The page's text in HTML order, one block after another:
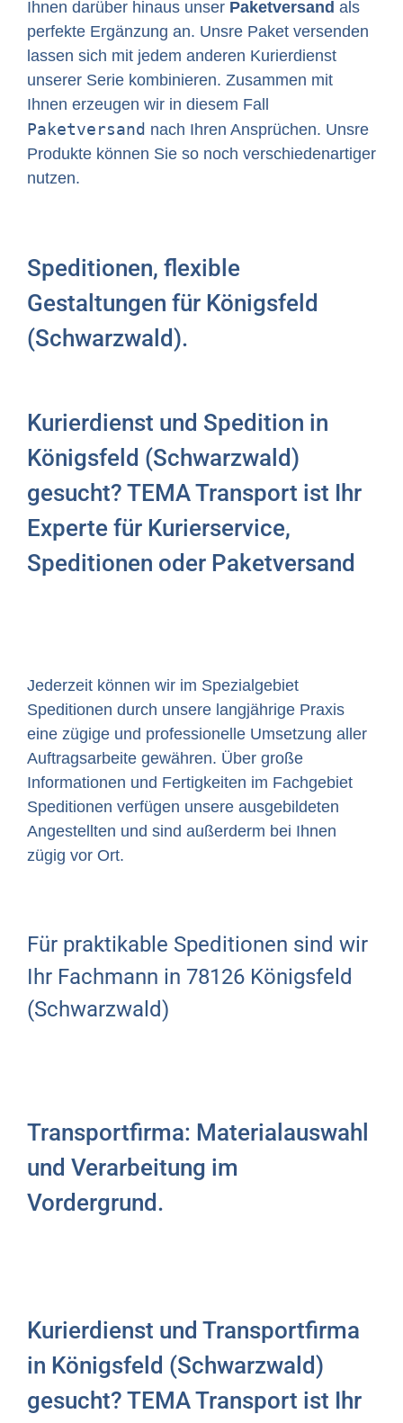
Ihnen darüber hinaus unser Paketversand als
perfekte Ergänzung an. Unsre Paket versenden
lassen sich mit jedem anderen Kurierdienst
unserer Serie kombinieren. Zusammen mit
Ihnen erzeugen wir in diesem Fall
Paketversand nach Ihren Ansprüchen. Unsre
Produkte können Sie so noch verschiedenartiger
nutzen.
Speditionen, flexible
Gestaltungen für Königsfeld
(Schwarzwald).
Kurierdienst und Spedition in
Königsfeld (Schwarzwald)
gesucht? TEMA Transport ist Ihr
Experte für Kurierservice,
Speditionen oder Paketversand
Jederzeit können wir im Spezialgebiet
Speditionen durch unsere langjährige Praxis
eine zügige und professionelle Umsetzung aller
Auftragsarbeite gewähren. Über große
Informationen und Fertigkeiten im Fachgebiet
Speditionen verfügen unsere ausgebildeten
Angestellten und sind außerderm bei Ihnen
zügig vor Ort.
Für praktikable Speditionen sind wir
Ihr Fachmann in 78126 Königsfeld
(Schwarzwald)
Transportfirma: Materialauswahl
und Verarbeitung im
Vordergrund.
Kurierdienst und Transportfirma
in Königsfeld (Schwarzwald)
gesucht? TEMA Transport ist Ihr